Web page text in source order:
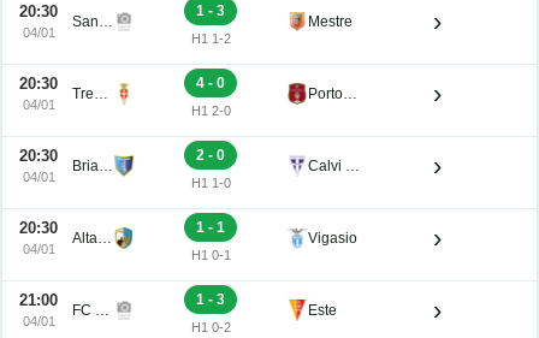
20:30
04/01
San Luigi
1 - 3
H1 1-2
Mestre ›
20:30
04/01
Treviso
4 - 0
H1 2-0
Portogruaro ›
20:30
04/01
Brian Lignano
2 - 0
H1 1-0
Calvi Noale ›
20:30
04/01
Altavilla
1 - 1
H1 0-1
Vigasio ›
21:00
04/01
FC Obermais
1 - 3
H1 0-2
Este ›